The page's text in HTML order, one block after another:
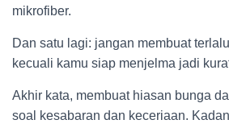
mikrofiber.
Dan satu lagi: jangan membuat
kecuali kamu siap menjelma jadi
Akhir kata, membuat hiasan bunga
soal kesabaran dan keceriaan.